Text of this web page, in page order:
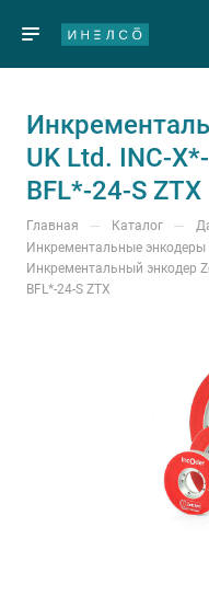
UK Ltd. INC-
BFL*-24-S ZTX
Главная — Каталог —
Инкрементальные энкодеры
Инкрементальный энкодер
BFL*-24-S ZTX